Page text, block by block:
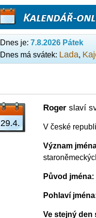
Kalendář-online.cz
Dnes je: 7.8.2026 Pátek
Dnes má svátek: Lada,
29.4.
Roger slaví
V české
Význam
Původ jména:
Pohlaví
Ve stejný den